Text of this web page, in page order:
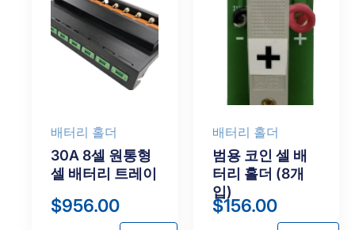
배터리 홀더
30A 8셀 원통형
셀 배터리 트레이
$956.00
배터리 홀더
범용 코인 셀 배
터리 홀더 (8개
입)
$156.00